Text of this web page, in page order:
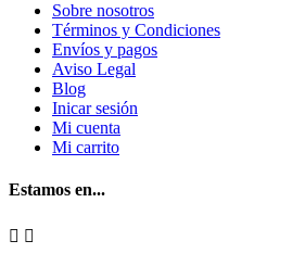
Sobre nosotros
Términos y Condiciones
Envíos y pagos
Aviso Legal
Blog
Inicar sesión
Mi cuenta
Mi carrito
Estamos en...
 